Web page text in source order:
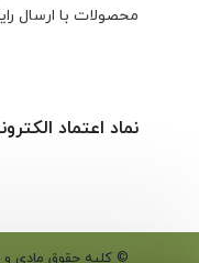
محصولات با ارسال
نماد اعتماد